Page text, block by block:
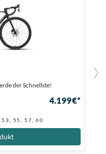
der Schnellste!
4.199 €*
55, 57, 60